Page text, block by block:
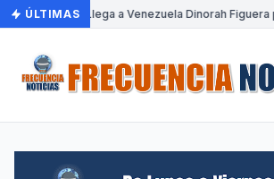
ÚLTIMAS
• Llega a Venezuela Dinorah